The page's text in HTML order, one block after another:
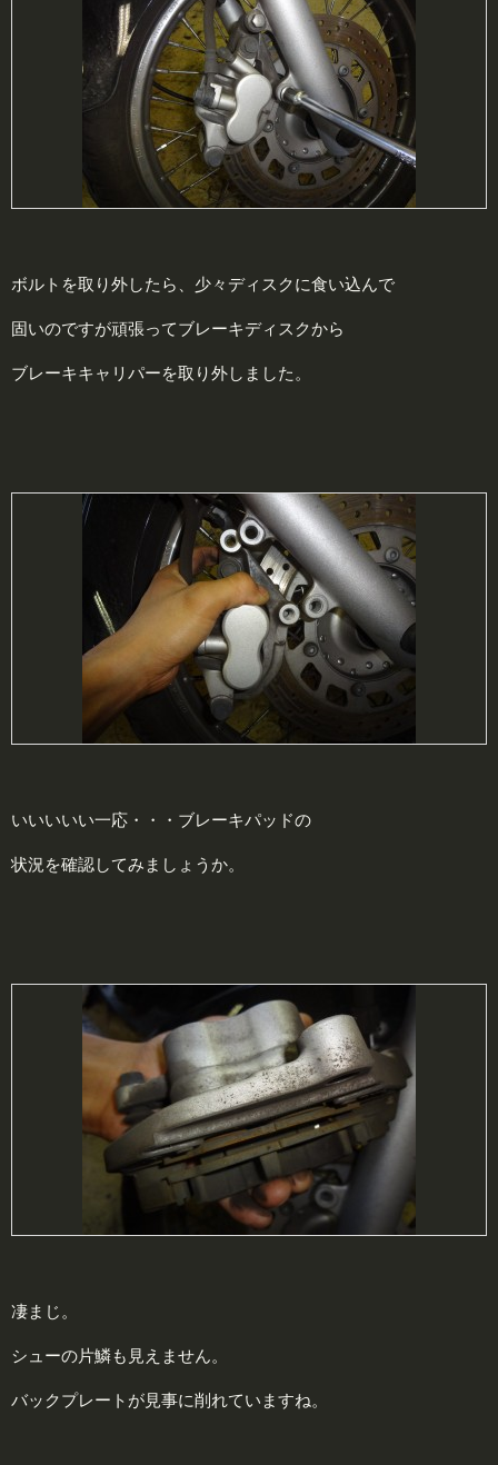
ボルトを取り外したら、少々ディスクに食い込んで
固いのですが頑張ってブレーキディスクから
ブレーキキャリパーを取り外しました。
いいいいい一応・・・ブレーキパッドの
状況を確認してみましょうか。
凄まじ。
シューの片鱗も見えません。
バックプレートが見事に削れていますね。